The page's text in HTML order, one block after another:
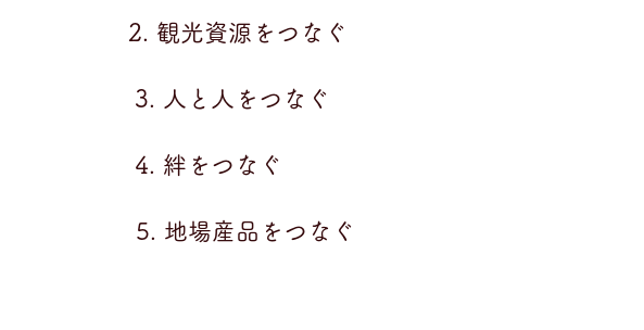
2. 観光資源をつなぐ
3. ​人と人をつなぐ
4. 絆をつなぐ
​ 5. 地場産品をつなぐ